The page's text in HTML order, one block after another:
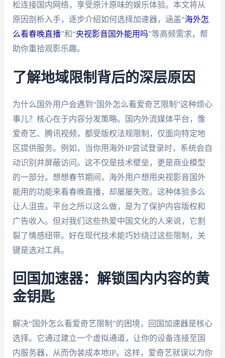
松连接国内网络，享受原汁原味的娱乐体验。本文将从
原因剖析入手，逐步介绍如何选择加速器，涵盖“海外怎
么看春晚直播”和“央视影音国外能用吗”等高频需求，帮
助你重拾观影乐趣。
了解地域限制背后的深层原因
为什么国外用户会遇到“国外怎么看爱奇艺限制”这种烦心
事儿？核心在于内容分发策略。国内外流媒体平台，像
爱奇艺、腾讯视频，都受版权法规限制，仅面向特定地
区提供服务。例如，当你用海外IP尝试登录时，系统会自
动识别并屏蔽访问。这不仅是技术壁垒，更是商业模型
的一部分。想想春节期间，海外用户想用央视影音国外
能用的功能来看春晚直播，却屡屡失败。这种体验多么
让人沮丧。平台之所以这么做，是为了保护内容版权和
广告收入。但对我们这些热爱中国文化的人来说，它割
裂了情感纽带。好在现代技术能巧妙绕过这些限制，关
键是选对工具。
回国加速器：解锁国内内容的黄
金钥匙
解决“国外怎么看爱奇艺限制”的困境，回国加速器是核心
选择。它通过建立一个虚拟通道，让你的设备连接至国
内服务器，从而伪装成本地IP。这样，爱奇艺就误以为你